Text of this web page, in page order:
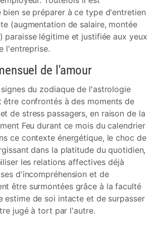
bien se préparer à ce type d'entretien
(augmentation de salaire, montée
paraisse légitime et justifiée aux yeux
l'entreprise.
de l'amour
signes du zodiaque de l'astrologie
être confrontés à des moments de
de stress passagers, en raison de la
Feu durant ce mois du calendrier
ce contexte énergétique, le choc de
dans la platitude du quotidien,
les relations affectives déjà
d'incompréhension et de
être surmontées grâce à la faculté
estime de soi intacte et de surpasser
jugé à tort par l'autre.